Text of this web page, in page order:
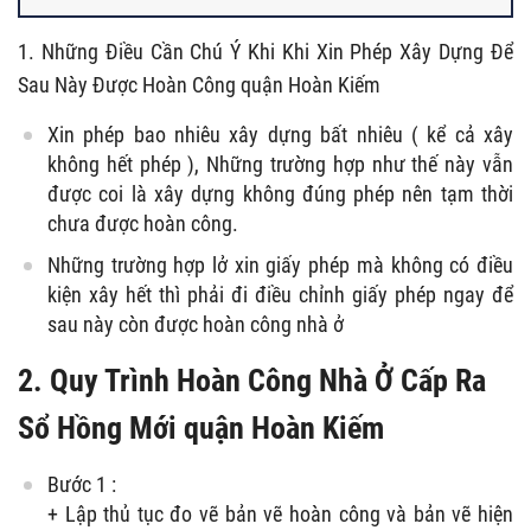
1. Những Điều Cần Chú Ý Khi Khi Xin Phép Xây Dựng Để
Sau Này Được Hoàn Công quận Hoàn Kiếm
Xin phép bao nhiêu xây dựng bất nhiêu ( kể cả xây
không hết phép ), Những trường hợp như thế này vẫn
được coi là xây dựng không đúng phép nên tạm thời
chưa được hoàn công.
Những trường hợp lở xin giấy phép mà không có điều
kiện xây hết thì phải đi điều chỉnh giấy phép ngay để
sau này còn được hoàn công nhà ở
2. Quy Trình Hoàn Công Nhà Ở Cấp Ra
Sổ Hồng Mới quận Hoàn Kiếm
Bước 1 :
+ Lập thủ tục đo vẽ bản vẽ hoàn công và bản vẽ hiện